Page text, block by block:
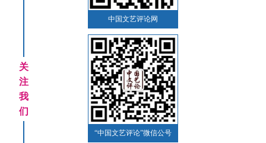
关
注
我
们
中国文艺评论网
“中国文艺评论”微信公号